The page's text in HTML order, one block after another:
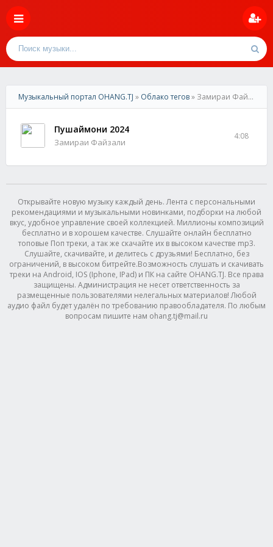
Музыкальный портал OHANG.TJ » Облако тегов» Замираи Файзали
Пушаймони 2024
Замираи Файзали
4:08
Открывайте новую музыку каждый день. Лента с персональными
рекомендациями и музыкальными новинками, подборки на любой
вкус, удобное управление своей коллекцией. Миллионы композиций
бесплатно и в хорошем качестве. Слушайте онлайн бесплатно
топовые Поп треки, а так же скачайте их в высоком качестве mp3.
Слушайте, скачивайте, и делитесь с друзьями! Бесплатно, без
ограничений, в высоком битрейте.Возможность слушать и скачивать
треки на Android, IOS (Iphone, IPad) и ПК на сайте OHANG.TJ. Все права
защищены. Администрация не несет ответственность за
размещенные пользователями нелегальных материалов! Любой
аудио файл будет удалён по требованию правообладателя. По любым
вопросам пишите нам ohang.tj@mail.ru